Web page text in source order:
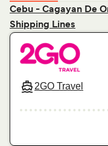
Cebu - Cagayan De
Shipping Lines
2GO Travel